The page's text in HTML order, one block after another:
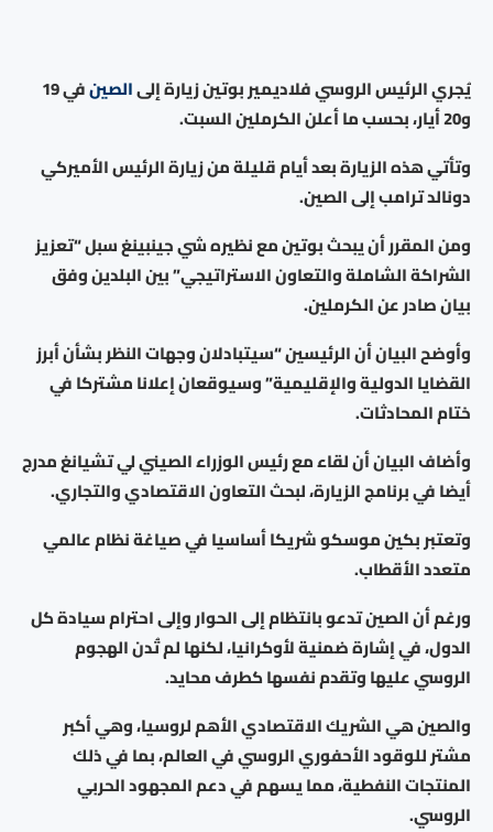
يُجري الرئيس الروسي فلاديمير بوتين زيارة إلىالصين
في 19
و20 أيار، بحسب ما أعلن الكرملين السبت.
وتأتي هذه الزيارة بعد أيام قليلة من زيارة الرئيس الأميركي
دونالد ترامب إلى الصين.
ومن المقرر أن يبحث بوتين مع نظيره شي جينبينغ سبل “تعزيز
الشراكة الشاملة والتعاون الاستراتيجي” بين البلدين وفق
بيان صادر عن الكرملين.
وأوضح البيان أن الرئيسين “سيتبادلان وجهات النظر بشأن أبرز
القضايا الدولية والإقليمية” وسيوقعان إعلانا مشتركا في
ختام المحادثات.
وأضاف البيان أن لقاء مع رئيس الوزراء الصيني لي تشيانغ مدرج
أيضا في برنامج الزيارة، لبحث التعاون الاقتصادي والتجاري.
وتعتبر بكين موسكو شريكا أساسيا في صياغة نظام عالمي
متعدد الأقطاب.
ورغم أن الصين تدعو بانتظام إلى الحوار وإلى احترام سيادة كل
الدول، في إشارة ضمنية لأوكرانيا، لكنها لم تُدن الهجوم
الروسي عليها وتقدم نفسها كطرف محايد.
والصين هي الشريك الاقتصادي الأهم لروسيا، وهي أكبر
مشتر للوقود الأحفوري الروسي في العالم، بما في ذلك
المنتجات النفطية، مما يسهم في دعم المجهود الحربي
الروسي.